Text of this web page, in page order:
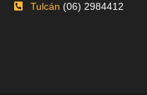
Tulcán (06) 2984412